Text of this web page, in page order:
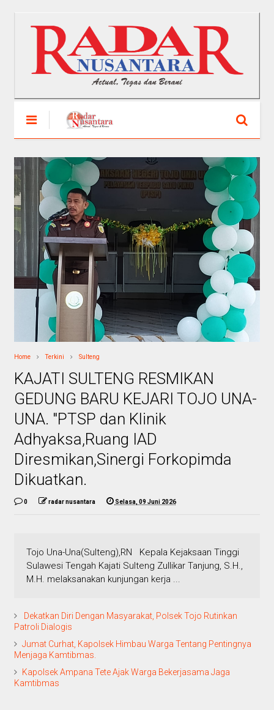
Home Terkini Sulteng
KAJATI SULTENG RESMIKAN
GEDUNG BARU KEJARI TOJO UNA-
UNA. "PTSP dan Klinik
Adhyaksa,Ruang IAD
Diresmikan,Sinergi Forkopimda
Dikuatkan.
0 radar nusantara Selasa, 09 Juni 2026
Tojo Una-Una(Sulteng),RN Kepala Kejaksaan Tinggi
Sulawesi Tengah Kajati Sulteng Zullikar Tanjung, S.H.,
M.H. melaksanakan kunjungan kerja ...
Dekatkan Diri Dengan Masyarakat, Polsek Tojo Rutinkan
Patroli Dialogis
Jumat Curhat, Kapolsek Himbau Warga Tentang Pentingnya
Menjaga Kamtibmas.
Kapolsek Ampana Tete Ajak Warga Bekerjasama Jaga
Kamtibmas